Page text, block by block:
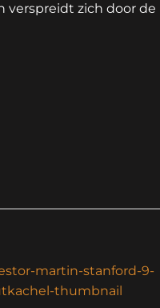
verspreidt zich door de